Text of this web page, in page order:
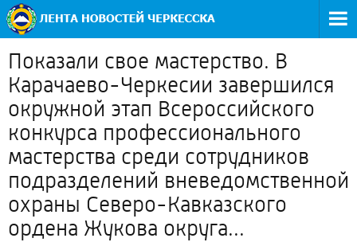
Показали свое мастерство. В
Карачаево-Черкесии завершился
окружной этап Всероссийского
конкурса профессионального
мастерства среди сотрудников
подразделений вневедомственной
охраны Северо-Кавказского
ордена Жукова округа...